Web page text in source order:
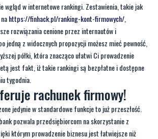
jedną z widocznych propozycji możesz mieć pewność,
półki, która znacząco ułatwi Ci prowadzenie
jest fakt, iż takie rankingi są bezpłatne i dostępne
tygodnia.
rachunek firmowy!
jedynie w standardowe funkcje to już przeszłość.
pozwala przedsiębiorcom na skorzystanie z
którym prowadzenie biznesu jest łatwiejsze niż
rozliczenia, płatności zbliżeniowe i mobilne
przykłady. Odpowiedni dobór konta da liczne
metę okażą się niezastąpione.